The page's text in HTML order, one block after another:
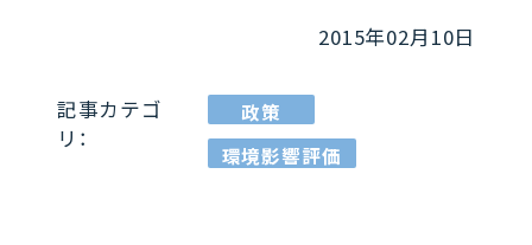
2015年02月10日
記事カテゴ
リ：
政策
環境影響評価